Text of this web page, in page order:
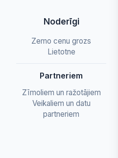
Noderīgi
Zemo cenu grozs
Lietotne
Partneriem
Zīmoliem un ražotājiem
Veikaliem un datu
partneriem